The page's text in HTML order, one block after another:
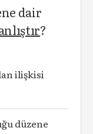
dair
?
ilişkisi
düzene